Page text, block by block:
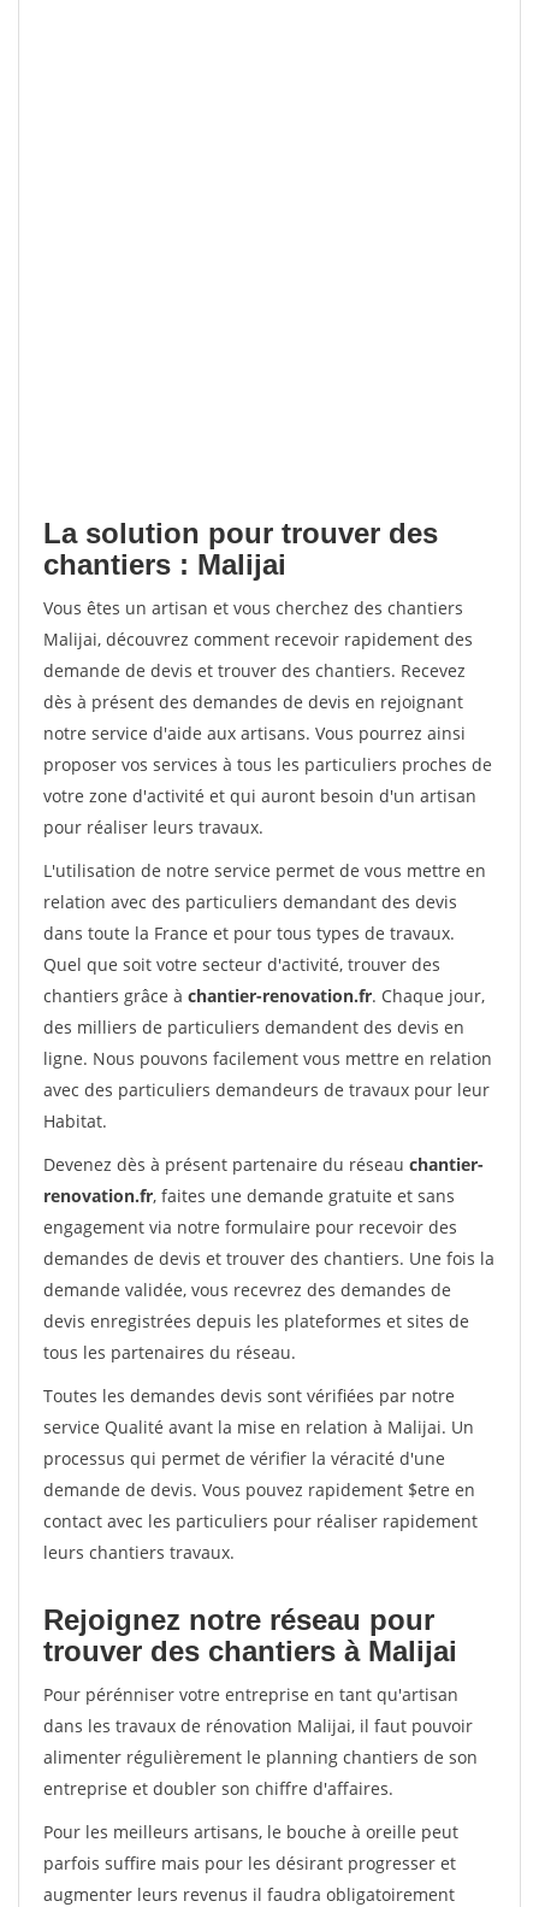
La solution pour trouver des
chantiers : Malijai
Vous êtes un artisan et vous cherchez des chantiers
Malijai, découvrez comment recevoir rapidement des
demande de devis et trouver des chantiers. Recevez
dès à présent des demandes de devis en rejoignant
notre service d'aide aux artisans. Vous pourrez ainsi
proposer vos services à tous les particuliers proches de
votre zone d'activité et qui auront besoin d'un artisan
pour réaliser leurs travaux.
L'utilisation de notre service permet de vous mettre en
relation avec des particuliers demandant des devis
dans toute la France et pour tous types de travaux.
Quel que soit votre secteur d'activité, trouver des
chantiers grâce à chantier-renovation.fr. Chaque jour,
des milliers de particuliers demandent des devis en
ligne. Nous pouvons facilement vous mettre en relation
avec des particuliers demandeurs de travaux pour leur
Habitat.
Devenez dès à présent partenaire du réseau chantier-
renovation.fr, faites une demande gratuite et sans
engagement via notre formulaire pour recevoir des
demandes de devis et trouver des chantiers. Une fois la
demande validée, vous recevrez des demandes de
devis enregistrées depuis les plateformes et sites de
tous les partenaires du réseau.
Toutes les demandes devis sont vérifiées par notre
service Qualité avant la mise en relation à Malijai. Un
processus qui permet de vérifier la véracité d'une
demande de devis. Vous pouvez rapidement $etre en
contact avec les particuliers pour réaliser rapidement
leurs chantiers travaux.
Rejoignez notre réseau pour
trouver des chantiers à Malijai
Pour pérénniser votre entreprise en tant qu'artisan
dans les travaux de rénovation Malijai, il faut pouvoir
alimenter régulièrement le planning chantiers de son
entreprise et doubler son chiffre d'affaires.
Pour les meilleurs artisans, le bouche à oreille peut
parfois suffire mais pour les désirant progresser et
augmenter leurs revenus il faudra obligatoirement